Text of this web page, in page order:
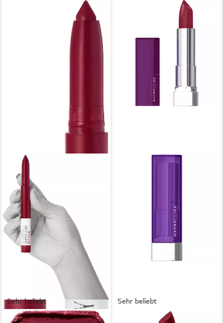
Sehr beliebt
MAYBELLINE NEW YORK
Sehr beliebt
MAYBELLINE NEW YORK